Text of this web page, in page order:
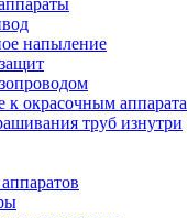
напыление
окрасочным
труб изнутри